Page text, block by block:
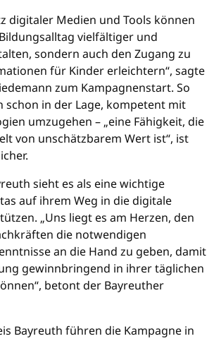
digitaler Medien und Tools können
vielfältiger und
sondern auch den Zugang zu
für Kinder erleichtern“, sagte
zum Kampagnenstart. So
schon in der Lage, kompetent mit
umzugehen – „eine Fähigkeit, die
von unschätzbarem Wert ist“, ist
sieht es als eine wichtige
auf ihrem Weg in die digitale
„Uns liegt es am Herzen, den
die notwendigen
an die Hand zu geben, damit
gewinnbringend in ihrer täglichen
betont der Bayreuther
Bayreuth führen die Kampagne in